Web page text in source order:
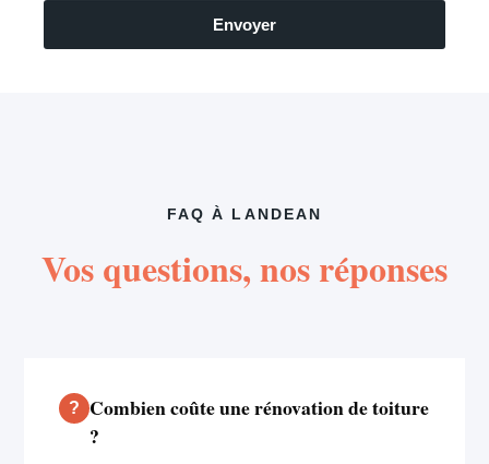
Envoyer
FAQ À LANDEAN
Vos questions, nos réponses
Combien coûte une rénovation de toiture
?